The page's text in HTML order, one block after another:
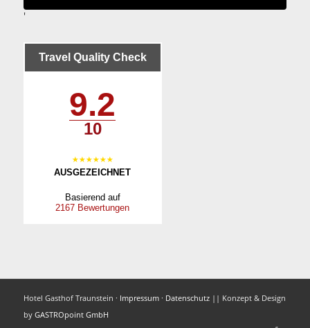
'
9.2
10
AUSGEZEICHNET
Basierend auf
2167 Bewertungen
Travel Quality Check
Hotel Gasthof Traunstein · Impressum· Datenschutz|| Konzept & Design
by GASTROpoint GmbH